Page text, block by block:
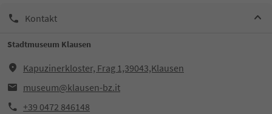
Kontakt
Stadtmuseum Klausen
Kapuzinerkloster, Frag 1,39043,Klausen
museum@klausen-bz.it
+39 0472 846148